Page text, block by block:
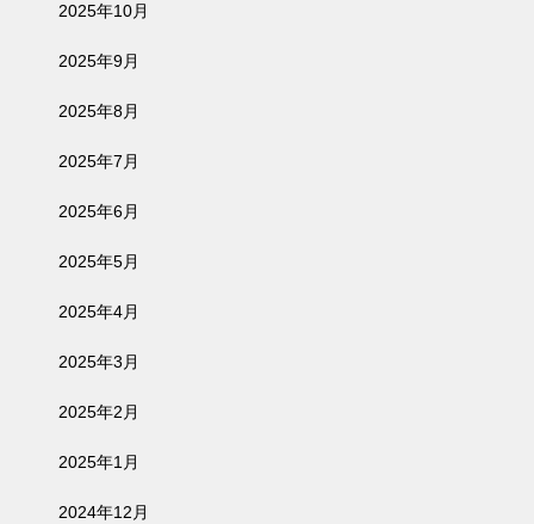
2025年10月
2025年9月
2025年8月
2025年7月
2025年6月
2025年5月
2025年4月
2025年3月
2025年2月
2025年1月
2024年12月